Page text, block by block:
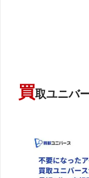
買取ユニバ